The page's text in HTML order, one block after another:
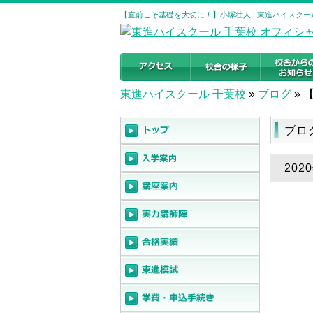
【直前こそ基礎を大切に！】小塚壮人 | 東進ハイスク
東進ハイスクール 千葉校 » ブログ »
ブロ